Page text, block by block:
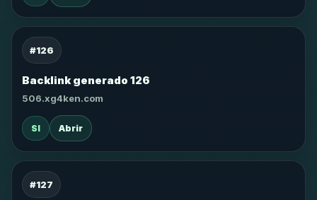
#126
Backlink generado 126
506.xg4ken.com
SI Abrir
#127